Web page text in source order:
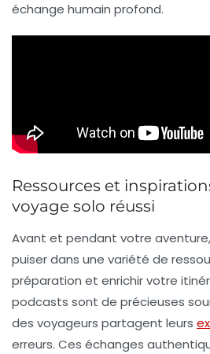
échange humain profond.
Ressources et
voyage solo réussi
Avant et pendant votre
puiser dans une variété de
préparation et enrichir votre
podcasts sont de précieuses
des voyageurs partagent leurs
erreurs. Ces échanges